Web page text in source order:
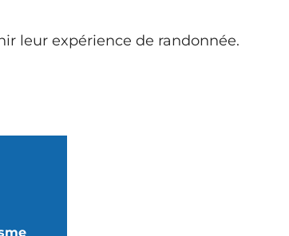
leur expérience de randonnée.